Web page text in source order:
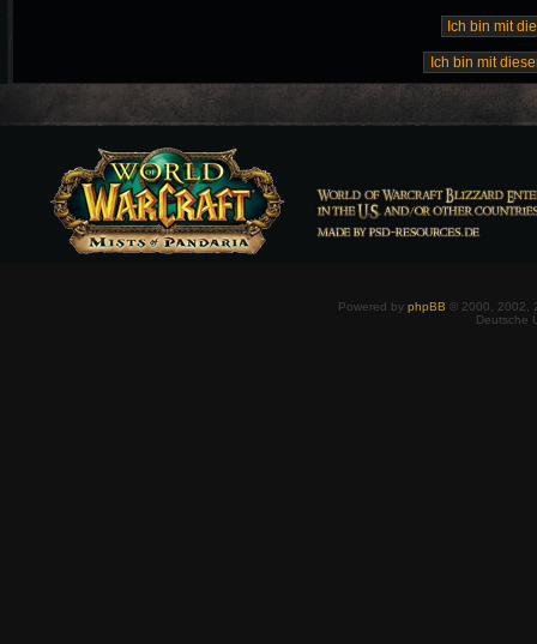
Powered by phpBB © 2000, 2002,
Deutsche